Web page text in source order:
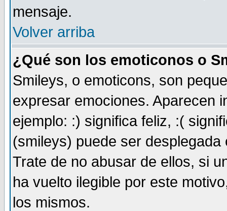
mensaje.
Volver arriba
¿Qué son los emoticonos o
Smileys, o emoticons, son
expresar emociones. Aparecen
ejemplo: :) significa feliz, :(
(smileys) puede ser
Trate de no abusar de ellos, si
ha vuelto ilegible por este
los mismos.